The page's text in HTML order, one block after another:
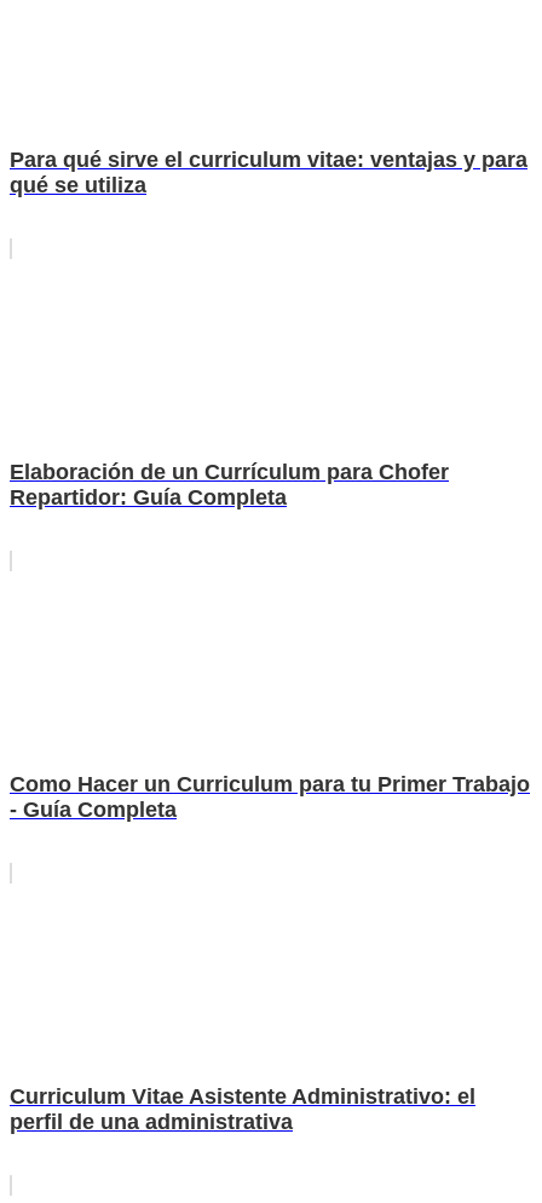
Para qué sirve el curriculum vitae: ventajas y para
qué se utiliza
Elaboración de un Currículum para Chofer
Repartidor: Guía Completa
Como Hacer un Curriculum para tu Primer Trabajo
- Guía Completa
Curriculum Vitae Asistente Administrativo: el
perfil de una administrativa